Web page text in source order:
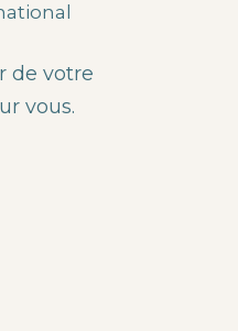
de votre
vous.